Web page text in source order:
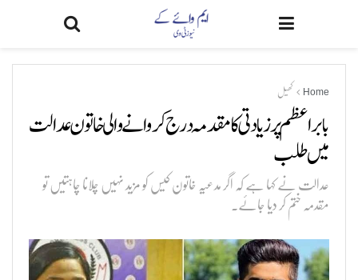
Home کھیل
بابراعظم پر زیادتی کا مقدمہ درج کروانے والی خاتون عدالت
میں طلب
عدالت نے کہا ہے کہ اگر مدعیہ خاتون کیس کو مزید نہیں چلانا چاہتیں تو
مقدمہ ختم کر دیا جائے۔